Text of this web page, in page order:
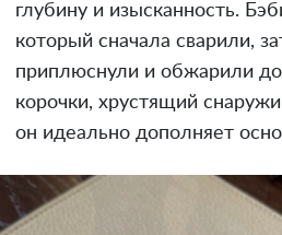
глубину и изысканность.
который сначала сварили,
приплюснули и обжарили до
корочки, хрустящий
он идеально дополняет